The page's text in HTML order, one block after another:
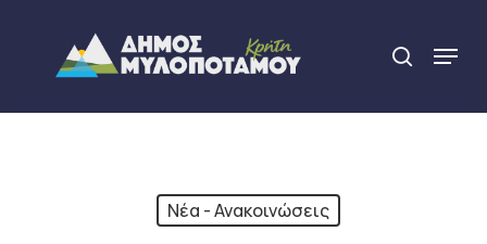
content
search
Menu
Νέα - Ανακοινώσεις
Close